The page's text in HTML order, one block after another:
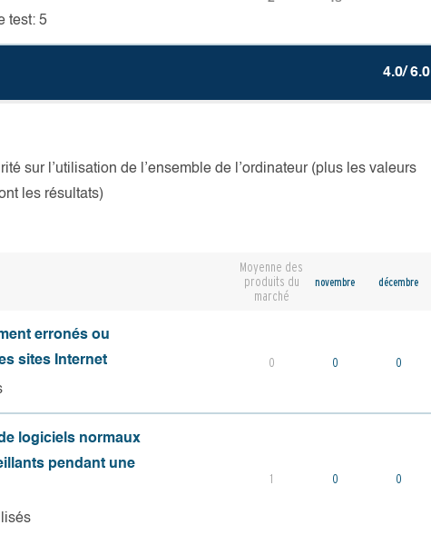
test: 5
4.0/ 6.0
sur l’utilisation de l’ensemble de l’ordinateur (plus les valeurs
les résultats)
Moyenne des
produits du
marché
novembre décembre
erronés ou
sites Internet
0 0 0
logiciels normaux
pendant une
1 0 0